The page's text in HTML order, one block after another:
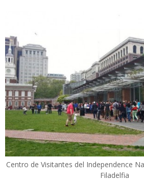
Centro de Visitantes del Independence
Filadelfia